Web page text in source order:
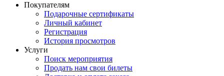
Покупателям
Подарочные сертификаты
Личный кабинет
Регистрация
История просмотров
Услуги
Поиск мероприятия
Продать нам свои билеты